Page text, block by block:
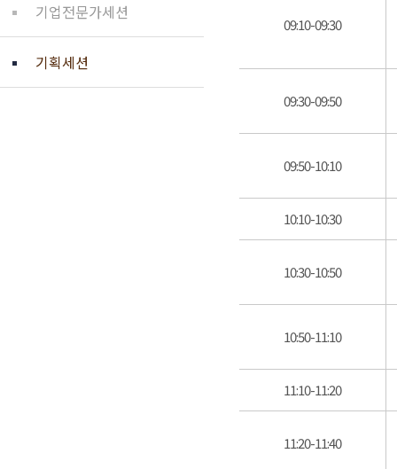
기업전문가세션
기획세션
09:10-09:30
09:30-09:50
09:50-10:10
10:10-10:30
10:30-10:50
10:50-11:10
11:10-11:20
11:20-11:40